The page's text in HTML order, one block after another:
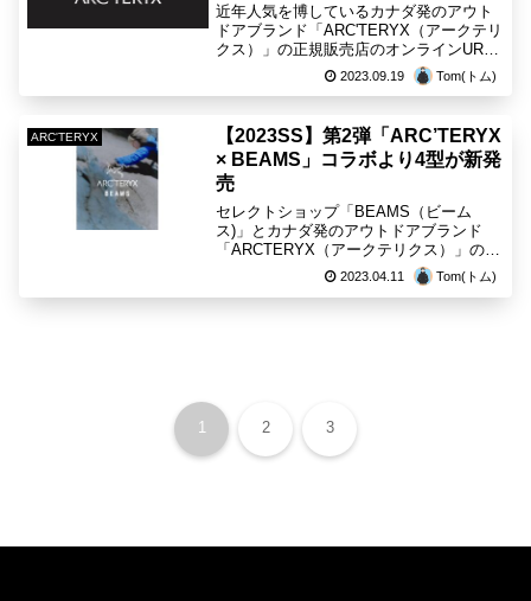
近年人気を博しているカナダ発のアウト
ドアブランド「ARC'TERYX（アークテリ
クス）」の正規販売店のオンラインURL
をこちらのブログでまとめました。また
店舗情報は下記の公式サイトを参照して
偽物も多く出回...
2023.09.19 Tom(トム)
ARC'TERYX
【2023SS】第2弾「ARC’TERYX
× BEAMS」コラボより4型が新発
売
セレクトショップ「BEAMS（ビーム
ス)」とカナダ発のアウトドアブランド
「ARCTERYX（アークテリクス）」の人
気コラボレーションモデルの2023年第2
弾が登場。今回のコレクションは世界ク
2023.04.11 Tom(トム)
1 2 3